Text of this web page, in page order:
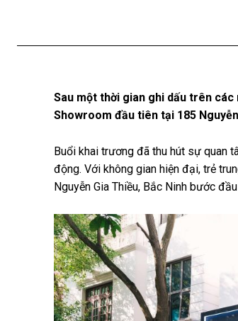
Sau một thời gian ghi dấu trên
Showroom đầu tiên tại 185
Buổi khai trương đã thu hút sự quan
động. Với không gian hiện đại, trẻ
Nguyễn Gia Thiều, Bắc Ninh bước